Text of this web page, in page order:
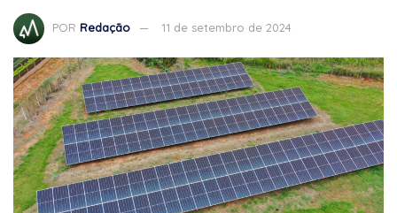
POR Redação 11 de setembro de 2024